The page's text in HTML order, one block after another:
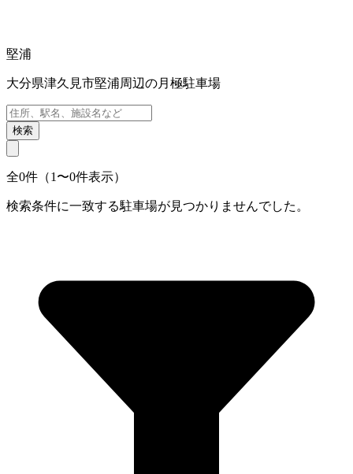
堅浦
大分県津久見市堅浦周辺の月極駐車場
検索
全0件（1〜0件表示）
検索条件に一致する駐車場が見つかりませんでした。